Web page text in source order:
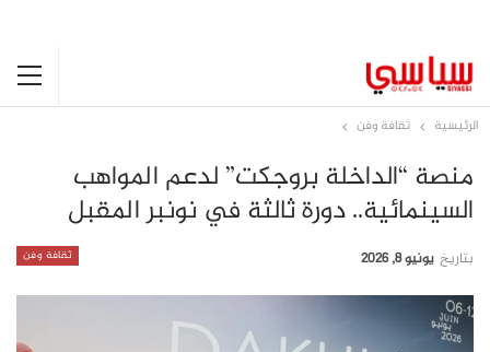
الرئيسية ثقافة وفن
منصة “الداخلة بروجكت” لدعم المواهب
السينمائية.. دورة ثالثة في نونبر المقبل
ثقافة وفن بتاريخ يونيو 8, 2026